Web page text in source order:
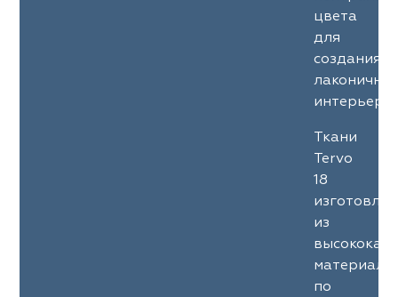
цвета
для
создания
Ткани
Tervo
18
из
по